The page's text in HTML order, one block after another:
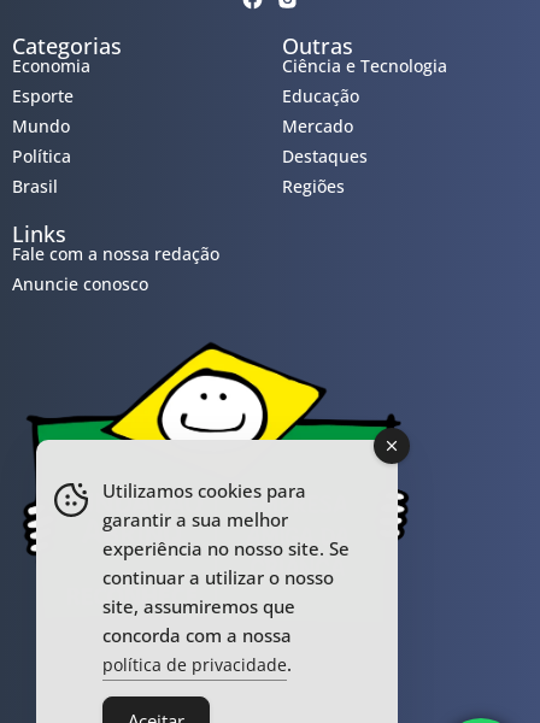
Categorias
Economia
Esporte
Mundo
Política
Brasil
Outras
Ciência e Tecnologia
Educação
Mercado
Destaques
Regiões
Links
Fale com a nossa redação
Anuncie conosco
Utilizamos cookies para
garantir a sua melhor
experiência no nosso site. Se
continuar a utilizar o nosso
site, assumiremos que
concorda com a nossa
política de privacidade.